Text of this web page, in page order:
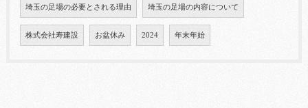
埼玉の足場の必要とされる理由 埼玉の足場の内容について
株式会社寿建設 お盆休み 2024 年末年始